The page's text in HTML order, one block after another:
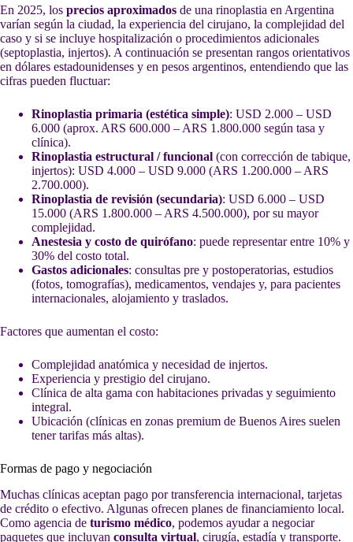
En 2025, los precios aproximados de una rinoplastia en Argentina
varían según la ciudad, la experiencia del cirujano, la complejidad del
caso y si se incluye hospitalización o procedimientos adicionales
(septoplastia, injertos). A continuación se presentan rangos orientativos
en dólares estadounidenses y en pesos argentinos, entendiendo que las
cifras pueden fluctuar:
Rinoplastia primaria (estética simple): USD 2.000 – USD
6.000 (aprox. ARS 600.000 – ARS 1.800.000 según tasa y
clínica).
Rinoplastia estructural / funcional (con corrección de tabique,
injertos): USD 4.000 – USD 9.000 (ARS 1.200.000 – ARS
2.700.000).
Rinoplastia de revisión (secundaria): USD 6.000 – USD
15.000 (ARS 1.800.000 – ARS 4.500.000), por su mayor
complejidad.
Anestesia y costo de quirófano: puede representar entre 10% y
30% del costo total.
Gastos adicionales: consultas pre y postoperatorias, estudios
(fotos, tomografías), medicamentos, vendajes y, para pacientes
internacionales, alojamiento y traslados.
Factores que aumentan el costo:
Complejidad anatómica y necesidad de injertos.
Experiencia y prestigio del cirujano.
Clínica de alta gama con habitaciones privadas y seguimiento
integral.
Ubicación (clínicas en zonas premium de Buenos Aires suelen
tener tarifas más altas).
Formas de pago y negociación
Muchas clínicas aceptan pago por transferencia internacional, tarjetas
de crédito o efectivo. Algunas ofrecen planes de financiamiento local.
Como agencia de turismo médico, podemos ayudar a negociar
paquetes que incluyan consulta virtual, cirugía, estadía y transporte.